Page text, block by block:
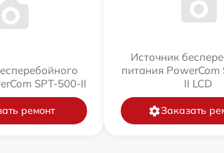
SPT-500-II
ремонт
Источник
питания PowerCom
II LCD
Заказать